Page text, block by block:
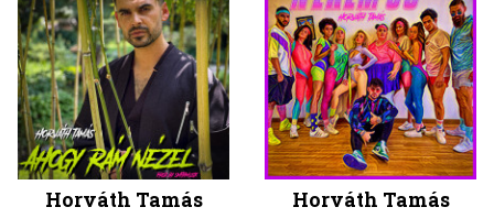
Horváth Tamás Horváth Tamás